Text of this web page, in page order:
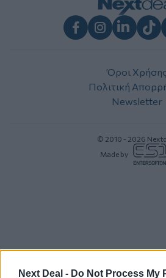
Next Deal - Do Not Process My
Όροι Χρήσης
Πολιτική
Newsletter
© 2010 - 2026
Made by